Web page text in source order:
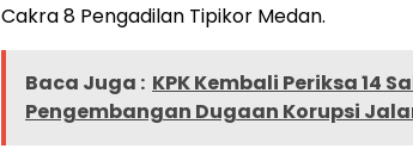
Cakra 8 Pengadilan Tipikor Medan.
Baca Juga : KPK Kembali Periksa 14
Pengembangan Dugaan Korupsi